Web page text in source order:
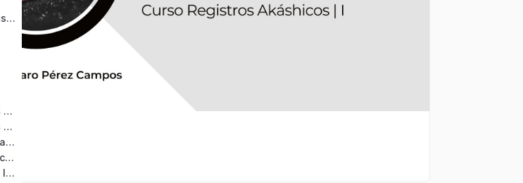
El Paso a Paso para Acceder a tu Registro Akáshico
Precauciones como Canalizadores/as de RRAA
Protocolo para Abrir los RRAA de otras Personas
Protocolo para Abrir los RRAA de Animales
Protocolo para Abrir los RRAA de Espacios y Lugares
Conexión con el Registro Akáshico de la Tierra